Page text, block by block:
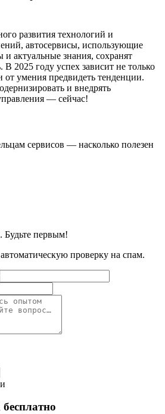
развития технологий и
автосервисы, использующие
актуальные знания, сохранят
В 2025 году успех зависит не только
от умения предвидеть тенденции.
и внедрять
— сейчас!
сервисов — насколько полезен
Будьте первым!
проверку на спам.